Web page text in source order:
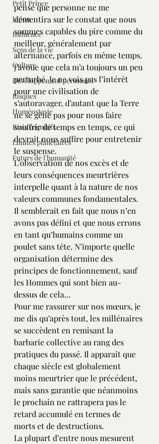
Petit Prince
Japon
Influence
Sens de la vie
Culture
Développement personnel
Risques
Homéostasie
Biais cognitifs
Limites planétaires
Futurs de l'humanité
pense que personne ne me
démentira sur le constat que nous
sommes capables du pire comme du
meilleur, généralement par
alternance, parfois en même temps.
J’avoue que cela m’a toujours un peu
perturbé. Je ne vois pas l’intérêt
pour une civilisation de
s’autoravager, d’autant que la Terre
ne se gêne pas pour nous faire
souffrir de temps en temps, ce qui
devrait nous suffire pour entretenir
le suspense.
L’observation de nos excès et de
leurs conséquences meurtrières
interpelle quant à la nature de nos
valeurs communes fondamentales.
Il semblerait en fait que nous n’en
avons pas défini et que nous errons
en tant qu’humains comme un
poulet sans tête. N’importe quelle
organisation détermine des
principes de fonctionnement, sauf
les Hommes qui sont bien au-
dessus de cela…
Pour me rassurer sur nos mœurs, je
me dis qu’après tout, les millénaires
se succèdent en remisant la
barbarie collective au rang des
pratiques du passé. Il apparaît que
chaque siècle est globalement
moins meurtrier que le précédent,
mais sans garantie que néanmoins
le prochain ne rattrapera pas le
retard accumulé en termes de
morts et de destructions.
La plupart d’entre nous mesurent